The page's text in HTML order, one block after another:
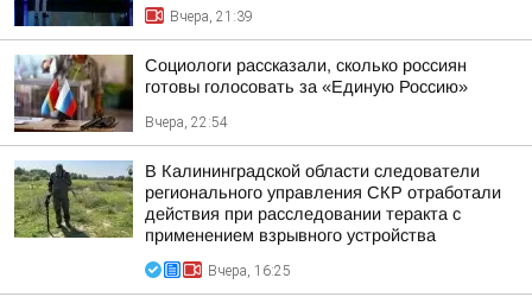
Вчера, 21:39
Социологи рассказали, сколько россиян
готовы голосовать за «Единую Россию»
Вчера, 22:54
В Калининградской области следователи
регионального управления СКР отработали
действия при расследовании теракта с
применением взрывного устройства
Вчера, 16:25